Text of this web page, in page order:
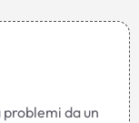
da un